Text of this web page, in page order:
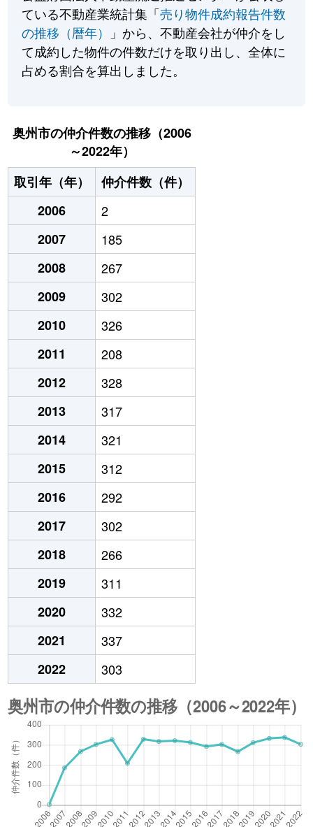
ている不動産業統計集「売り物件成約報告件数
の推移（暦年）
」から、不動産会社が仲介をし
て成約した物件の件数だけを取り出し、全体に
占める割合を算出しました。
奥州市の仲介件数の推移（2006
～2022年）
取引年（年）
仲介件数（件）
2006
2
2007
185
2008
267
2009
302
2010
326
2011
208
2012
328
2013
317
2014
321
2015
312
2016
292
2017
302
2018
266
2019
311
2020
332
2021
337
2022
303